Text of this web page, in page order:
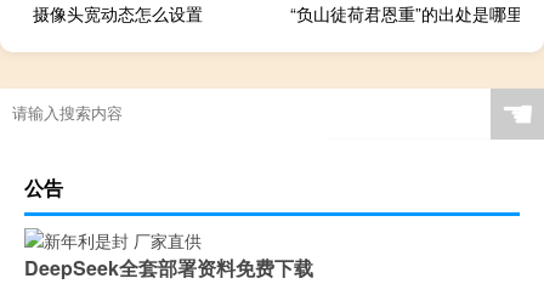
摄像头宽动态怎么设置
“负山徒荷君恩重”的出处是哪里
☚
公告
DeepSeek全套部署资料免费下载